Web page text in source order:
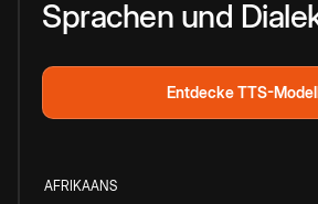
Sprachen und
Entdecke TTS-
AFRIKAANS